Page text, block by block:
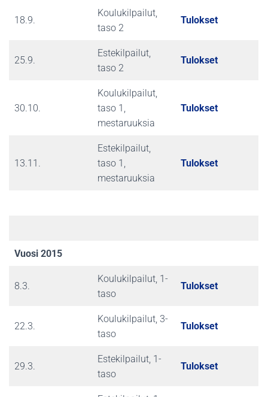
18.9.
Koulukilpailut,
taso 2
Tulokset
25.9.
Estekilpailut,
taso 2
Tulokset
30.10.
Koulukilpailut,
taso 1,
mestaruuksia
Tulokset
13.11.
Estekilpailut,
taso 1,
mestaruuksia
Tulokset
Vuosi 2015
8.3.
Koulukilpailut, 1-
taso
Tulokset
22.3.
Koulukilpailut, 3-
taso
Tulokset
29.3.
Estekilpailut, 1-
taso
Tulokset